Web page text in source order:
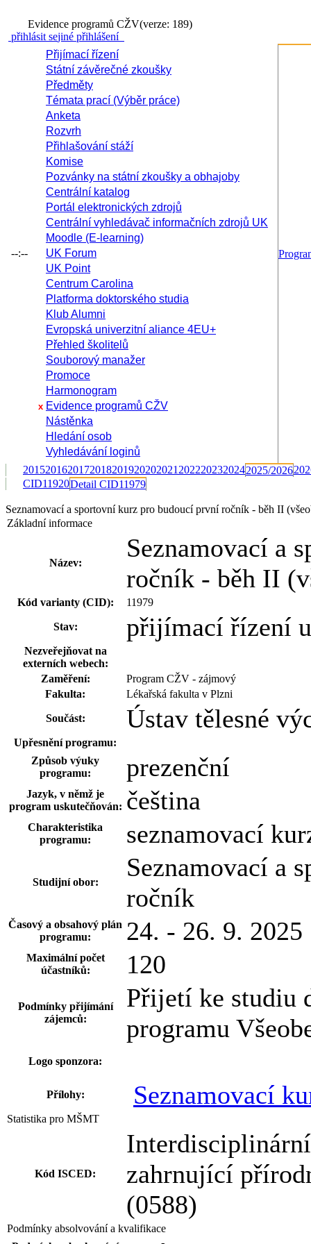
Evidence programů CŽV(verze: 189)
přihlásit sejiné přihlášení
--:--
Přijímací řízení
Státní závěrečné zkoušky
Předměty
Témata prací (Výběr práce)
Anketa
Rozvrh
Přihlašování stáží
Komise
Pozvánky na státní zkoušky a obhajoby
Centrální katalog
Portál elektronických zdrojů
Centrální vyhledávač informačních zdrojů UK
Moodle (E-learning)
UK Forum
UK Point
Centrum Carolina
Platforma doktorského studia
Klub Alumni
Evropská univerzitní aliance 4EU+
Přehled školitelů
Souborový manažer
Promoce
Harmonogram
x Evidence programů CŽV
Nástěnka
Hledání osob
Vyhledávání loginů
2015201620172018201920202021 2022202320242025/2026
CID11920Detail CID11979
Seznamovací a sportovní kurz pro budoucí první ročník - běh II
Základní informace
Název:
Seznamovací a
ročník - běh II
Kód varianty (CID): 11979
Stav: přijímací řízení
Nezveřejňovat na
externích webech:
Zaměření:
Program CŽV - zájmový
Fakulta:
Lékařská fakulta v Plzni
Součást: Ústav tělesné
Upřesnění programu:
Způsob výuky
programu:
prezenční
Jazyk, v němž je
program uskutečňován: čeština
Charakteristika
programu:
seznamovací
Studijní obor:
Seznamovací a
ročník
Časový a obsahový plán
programu:
24. - 26. 9. 2025
Maximální počet
účastníků:
120
Podmínky přijímání
zájemců:
Přijetí ke studiu
programu
Logo sponzora:
Přílohy: Seznamovací
Statistika pro MŠMT
Kód ISCED:
zahrnující
(0588)
Podmínky absolvování a kvalifikace